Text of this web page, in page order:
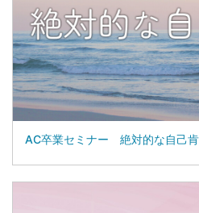
AC卒業セミナー 絶対的な自己